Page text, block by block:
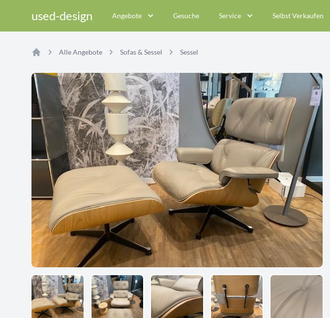
used-design Angebote Gesuche Service Selbst Verkaufen
Alle Angebote Sofas & Sessel Sessel